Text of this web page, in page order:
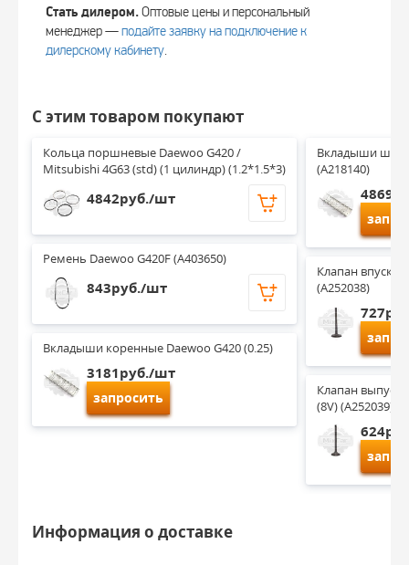
Стать дилером.Оптовые цены и персональный
менеджер —подайте заявку на подключение к
дилерскому кабинету.
С этим товаром покупают
Кольца поршневые Daewoo G420 /
Mitsubishi 4G63 (std) (1 цилиндр) (1.2*1.5*3)
4842руб./шт
Ремень Daewoo G420F (A403650)
843руб./шт
Вкладыши коренные Daewoo G420 (0.25)
3181руб./шт
запросить
Вкладыши
(A218140)
Клапан
(A252038)
Клапан
(8V) (A252039)
Информация о доставке